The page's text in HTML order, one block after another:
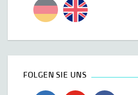
FOLGEN SIE UNS